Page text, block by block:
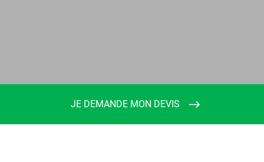
JE DEMANDE MON DEVIS